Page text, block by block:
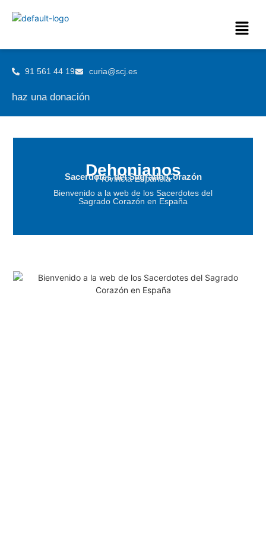
91 561 44 19 curia@scj.es
haz una donación
Dehonianos
Sacerdotes del Sagrado Corazón
Provincia Española
Bienvenido a la web de los Sacerdotes del
Sagrado Corazón en España